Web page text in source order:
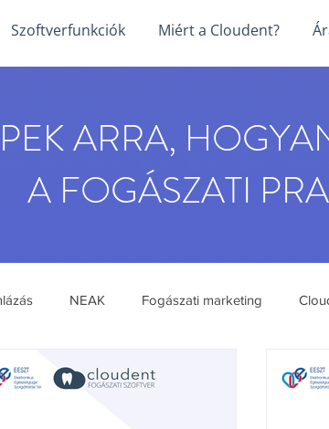
Szoftverfunkciók Miért a Cloudent?
ARRA,
A FOGÁSZATI
NEAK Fogászati marketing